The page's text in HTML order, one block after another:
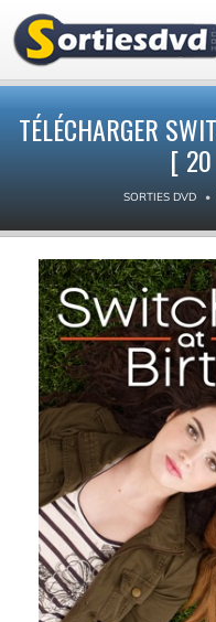
TÉLÉCHARGER
[ 20
SORTIES DVD